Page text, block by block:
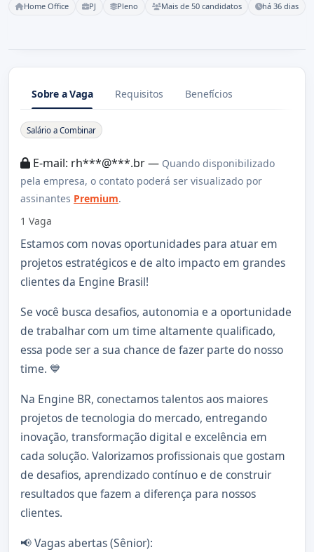
Home Office PJ Pleno Mais de 50 candidatos há 36 dias
Sobre a Vaga Requisitos Benefícios
Sobre a Vaga
Salário a Combinar
E-mail: rh***@***.br — Quando disponibilizado
pela empresa, o contato poderá ser visualizado por
assinantes Premium.
1 Vaga
Estamos com novas oportunidades para atuar em
projetos estratégicos e de alto impacto em grandes
clientes da Engine Brasil!
Se você busca desafios, autonomia e a oportunidade
de trabalhar com um time altamente qualificado,
essa pode ser a sua chance de fazer parte do nosso
time. 💙
Na Engine BR, conectamos talentos aos maiores
projetos de tecnologia do mercado, entregando
inovação, transformação digital e excelência em
cada solução. Valorizamos profissionais que gostam
de desafios, aprendizado contínuo e de construir
resultados que fazem a diferença para nossos
clientes.
📢 Vagas abertas (Sênior):